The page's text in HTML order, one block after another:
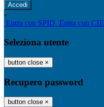
-
Entra con SPID Entra con CIE
Seleziona utente
button close ×
Recupero password
button close ×